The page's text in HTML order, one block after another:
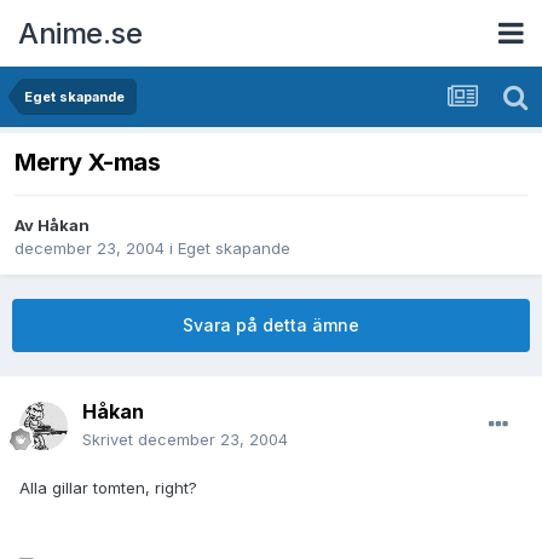
Anime.se
Eget skapande
Merry X-mas
Av Håkan
december 23, 2004 i Eget skapande
Svara på detta ämne
Håkan
Skrivet december 23, 2004
Alla gillar tomten, right?